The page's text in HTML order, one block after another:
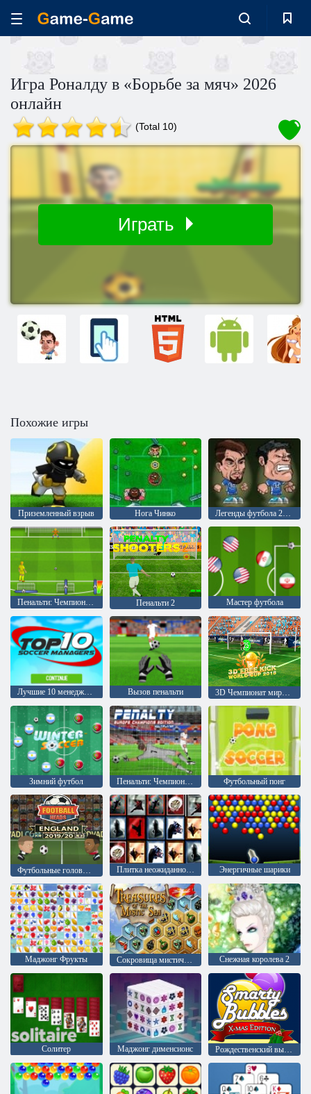
Игра Роналду в «Борьбе за мяч» 2026
онлайн
(Total 10)
Играть
Похожие игры
Приземленный взрыв Нога Чинко Легенды футбола 2016
Пенальти: Чемпионат Европы 2016 Пенальти 2 Мастер футбола
Вызов пенальти 3D Чемпионат мира по штрафным ударам 2018
Зимний футбол Пенальти: Чемпионат Европы Футбольный понг
Футбольные головы Англия 2019-20 Плитка неожиданностей Энергичные шарики
Маджонг Фрукты Сокровища мистического моря Снежная королева 2
Солитер Mаджонг дименсионс Рождественский выпуск: Забавные пузыри